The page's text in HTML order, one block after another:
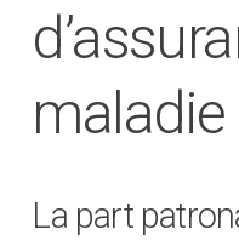
La part